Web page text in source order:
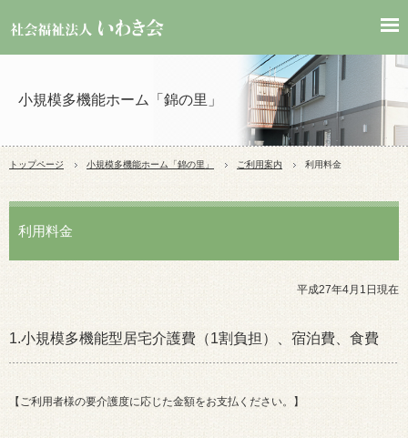
小規模多機能ホーム「錦の里」
トップページ 小規模多機能ホーム「錦の里」 ご利用案内 利用料金
利用料金
平成27年4月1日現在
1.小規模多機能型居宅介護費（1割負担）、宿泊費、食費
【ご利用者様の要介護度に応じた金額をお支払ください。】